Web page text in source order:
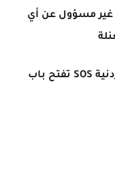
غير مسؤول عن أي
اعلان توظيف جمعية قرى الأطفال الأردنية SOS تفتح باب